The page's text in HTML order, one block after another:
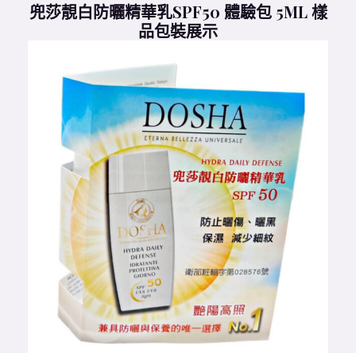
兜莎靚白防曬精華乳SPF50 體驗包 5ML 樣
品包裝展示